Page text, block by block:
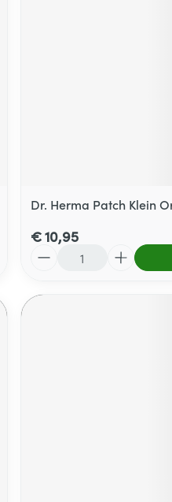
Dr. Herma Patch Klein
€ 10,95